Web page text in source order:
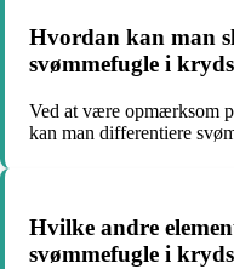
Hvordan kan man
svømmefugle i
Ved at være opmærksom
kan man differentiere
Hvilke andre
svømmefugle i